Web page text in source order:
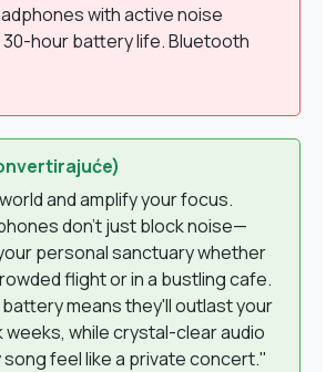
with active noise
hour battery life. Bluetooth
and amplify your focus.
don't just block noise—
personal sanctuary whether
flight or in a bustling cafe.
means they'll outlast your
while crystal-clear audio
feel like a private concert."